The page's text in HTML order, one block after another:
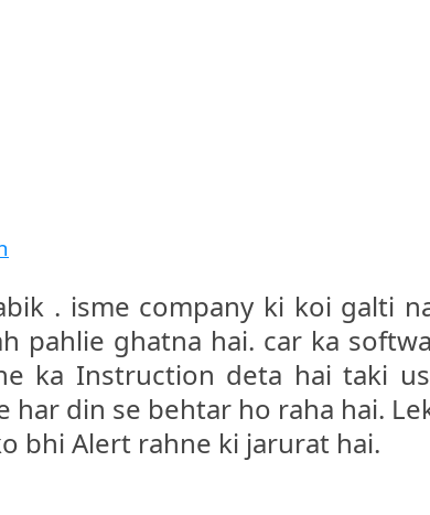
. isme company ki koi galti
pahlie ghatna hai. car ka
ka Instruction deta hai taki
din se behtar ho raha hai.
bhi Alert rahne ki jarurat hai.